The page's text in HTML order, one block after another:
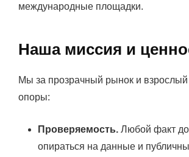
международные площадки.
Наша миссия и
Мы за прозрачный рынок и взрослый
опоры:
Проверяемость. Любой факт
опираться на данные и